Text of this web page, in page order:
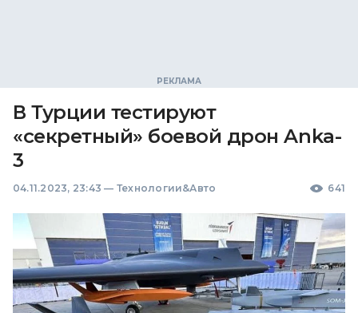
В Турции тестируют
«секретный» боевой дрон Anka-
3
04.11.2023, 23:43 — Технологии&Авто 641